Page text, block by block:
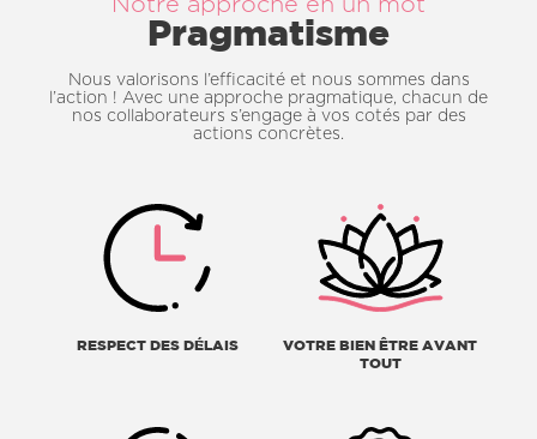
Notre approche en un mot
Pragmatisme
Nous valorisons l’efficacité et nous sommes dans
l’action ! Avec une approche pragmatique, chacun de
nos collaborateurs s’engage à vos cotés par des
actions concrètes.
RESPECT DES DÉLAIS
VOTRE BIEN ÊTRE AVANT
TOUT